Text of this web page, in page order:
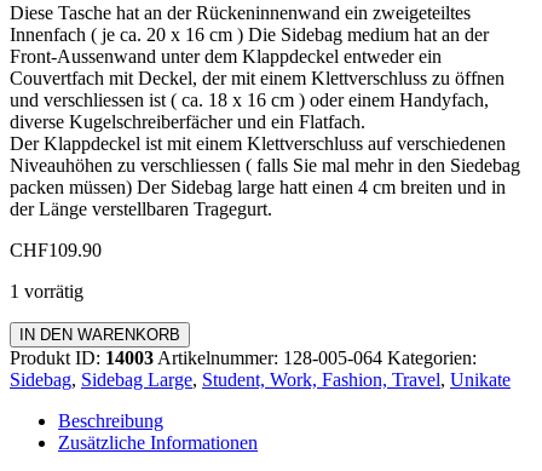
Diese Tasche hat an der Rückeninnenwand ein zweigeteiltes
Innenfach ( je ca. 20 x 16 cm ) Die Sidebag medium hat an der
Front-Aussenwand unter dem Klappdeckel entweder ein
Couvertfach mit Deckel, der mit einem Klettverschluss zu öffnen
und verschliessen ist ( ca. 18 x 16 cm ) oder einem Handyfach,
diverse Kugelschreiberfächer und ein Flatfach.
Der Klappdeckel ist mit einem Klettverschluss auf verschiedenen
Niveauhöhen zu verschliessen ( falls Sie mal mehr in den Siedebag
packen müssen) Der Sidebag large hatt einen 4 cm breiten und in
der Länge verstellbaren Tragegurt.
CHF109.90
1 vorrätig
Sidebag
Large
Menge
IN DEN WARENKORB
Produkt ID: 14003 Artikelnummer: 128-005-064 Kategorien:
Sidebag, Sidebag Large, Student, Work, Fashion, Travel, Unikate
Beschreibung
Zusätzliche Informationen